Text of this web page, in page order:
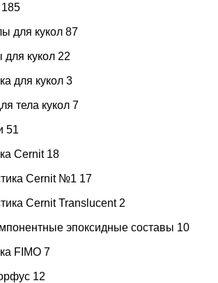
185
для кукол 87
для кукол 22
для кукол 3
тела кукол 7
51
Cernit 18
Cernit №1 17
Cernit Translucent 2
эпоксидные составы 10
FIMO 7
12